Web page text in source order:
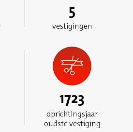
5
vestigingen
1723
oprichtingsjaar
oudste vestiging